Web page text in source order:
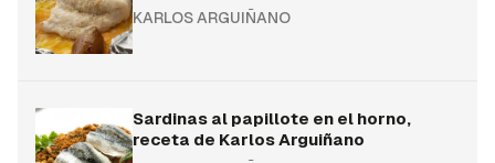
KARLOS ARGUIÑANO
Sardinas al papillote en el horno,
receta de Karlos Arguiñano